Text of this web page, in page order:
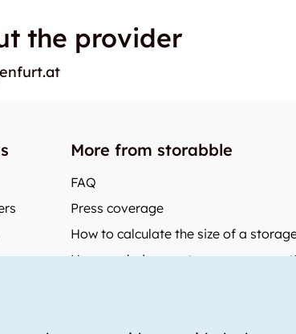
the provider
More from storabble
FAQ
Press coverage
How to calculate the size of a
How much does a storage room